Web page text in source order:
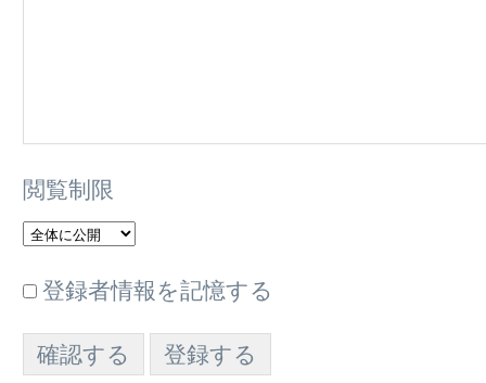
閲覧制限
登録者情報を記憶する